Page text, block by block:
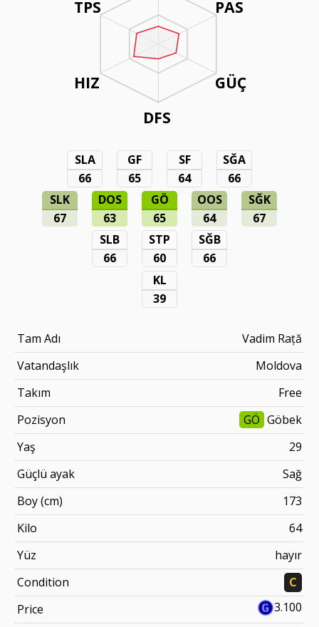
PAS
GÜÇ
DFS
TPS
HIZ
SLA
66
GF
65
SF
64
SĞA
66
SLK
67
DOS
63
GÖ
65
OOS
64
SĞK
67
SLB
66
STP
60
SĞB
66
KL
39
Tam Adı
Vadim Rață
Vatandaşlık
Moldova
Takım
Free
Pozisyon
GÖ Göbek
Yaş
29
Güçlü ayak
Sağ
Boy (cm)
173
Kilo
64
Yüz
hayır
Condition
C
Price
3.100